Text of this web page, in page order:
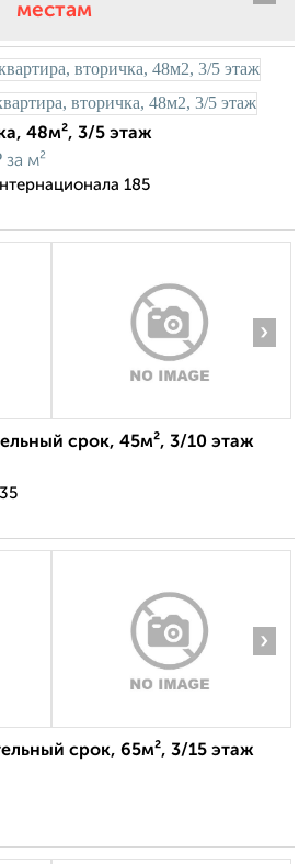
местам
48м², 3/5 этаж
за м²
185
›
срок, 45м², 3/10 этаж
›
срок, 65м², 3/15 этаж